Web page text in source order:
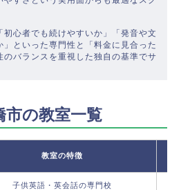
心者でも続けやすいか」「発音や文
といった専門性と「料金に見合った
バランスを重視した独自の基準でサ
市の教室一覧
教室の特徴
子供英語・英会話の専門校